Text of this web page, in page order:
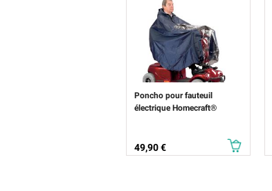
Poncho pour fauteuil
électrique Homecraft®
Prix
49,90 €